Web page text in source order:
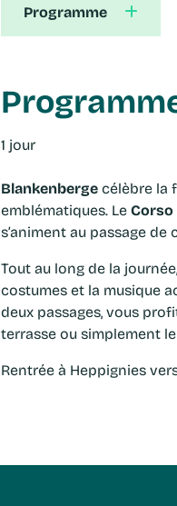
Programme
1 jour
Blankenbergecélèbre la
emblématiques. LeCorso
s’animent au passage
Tout au long de la journée, l’atmosphère est joyeuse et accessible. Les groupes de danse, les
costumes et la musique
deux passages, vous
terrasse ou simplement
Rentrée à Heppignies